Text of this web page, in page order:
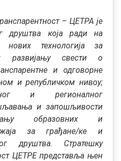
– ЦЕТРА је
друштва која ради на
нових технологија за
развијању свести о
и одговорне
и републичком нивоу;
и регионалног
и запошљивости
образовних и
за грађане/ке и
друштва. Стратешку
ЦЕТРЕ представља њен